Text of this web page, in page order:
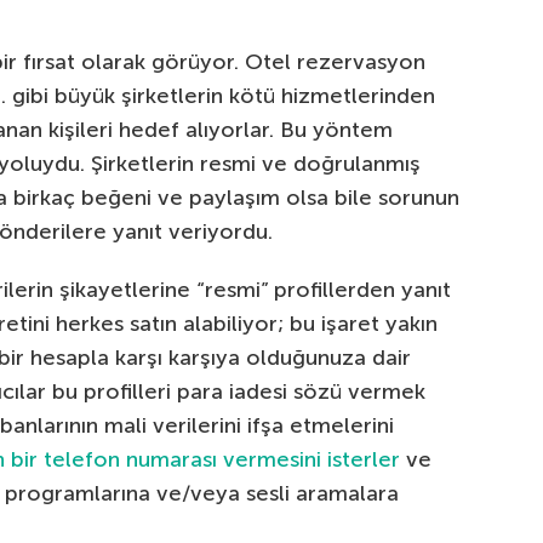
fırsat olarak görüyor. Otel rezervasyon
gibi büyük şirketlerin kötü hizmetlerinden
kişileri hedef alıyorlar. Bu yöntem
Şirketlerin resmi ve doğrulanmış
birkaç beğeni ve paylaşım olsa bile sorunun
yanıt veriyordu.
şikayetlerine “resmi” profillerden yanıt
herkes satın alabiliyor; bu işaret yakın
hesapla karşı karşıya olduğunuza dair
bu profilleri para iadesi sözü vermek
mali verilerini ifşa etmelerini
bir telefon numarası vermesini isterler ve
ve/veya sesli aramalara